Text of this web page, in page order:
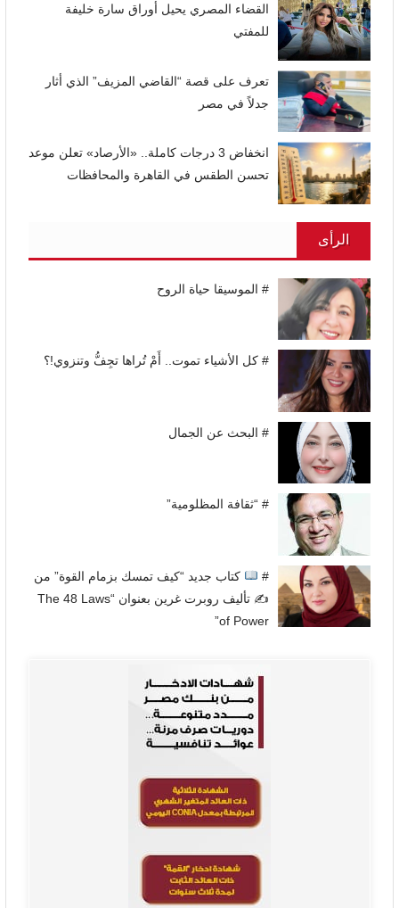
القضاء المصري يحيل أوراق سارة خليفة
للمفتي
تعرف على قصة “القاضي المزيف” الذي أثار
جدلاً في مصر
انخفاض 3 درجات كاملة.. «الأرصاد» تعلن موعد
تحسن الطقس في القاهرة والمحافظات
الرأى
# الموسيقا حياة الروح
# كل الأشياء تموت.. أَمْ تُراها تجِفُّ وتنزوي!؟
# البحث عن الجمال
# “ثقافة المظلومية”
#
كتاب جديد “كيف تمسك بزمام القوة” من
✍
تأليف روبرت غرين بعنوان “The 48 Laws
of Power”